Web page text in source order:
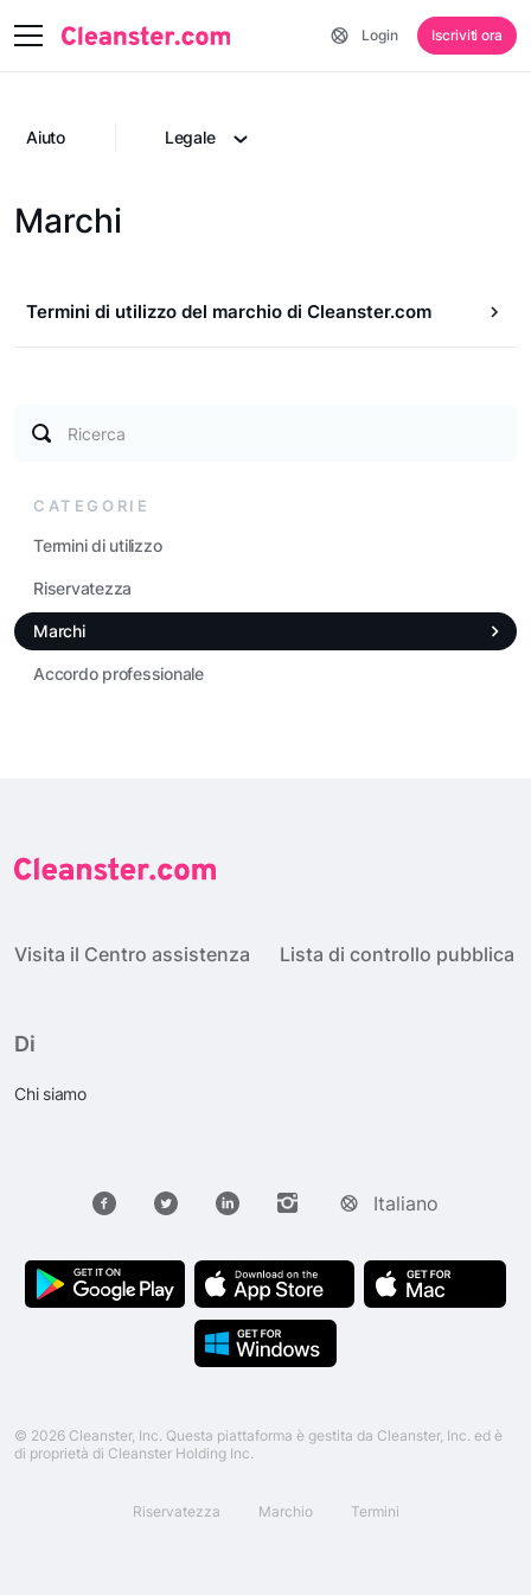
Login Iscriviti ora
Aiuto Legale
Ricerca
CATEGORIE
Termini di utilizzo
Riservatezza
Marchi
Accordo professionale
Marchi
Termini di utilizzo del marchio di Cleanster.com
Visita il Centro assistenza Lista di controllo pubblica
Di
Chi siamo
Italiano
© 2026 Cleanster, Inc. Questa piattaforma è gestita da Cleanster, Inc. ed è
di proprietà di Cleanster Holding Inc.
Riservatezza Marchio Termini